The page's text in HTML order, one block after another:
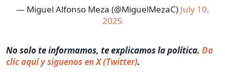
— Miguel Alfonso Meza (@MiguelMezaC) July 10,
2025
No solo te informamos, te explicamos la política. Da
clic aquí y siguenos en X (Twitter).